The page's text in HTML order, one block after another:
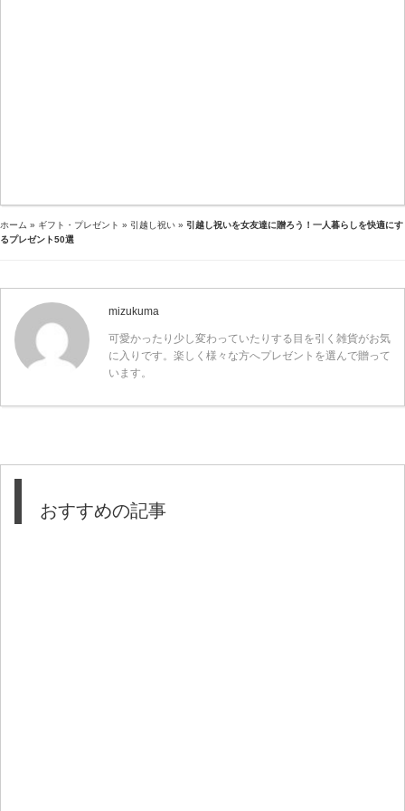
ホーム » ギフト・プレゼント » 引越し祝い » 引越し祝いを女友達に贈ろう！一人暮らしを快適にす
るプレゼント50選
mizukuma
可愛かったり少し変わっていたりする目を引く雑貨がお気
に入りです。楽しく様々な方へプレゼントを選んで贈って
います。
おすすめの記事